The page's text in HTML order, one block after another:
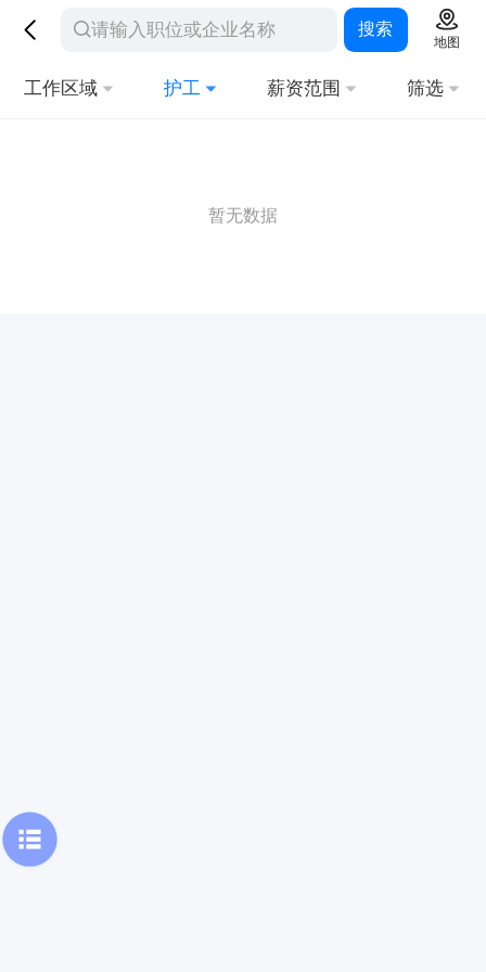
搜索
地图
工作区域 护工 薪资范围 筛选
暂无数据